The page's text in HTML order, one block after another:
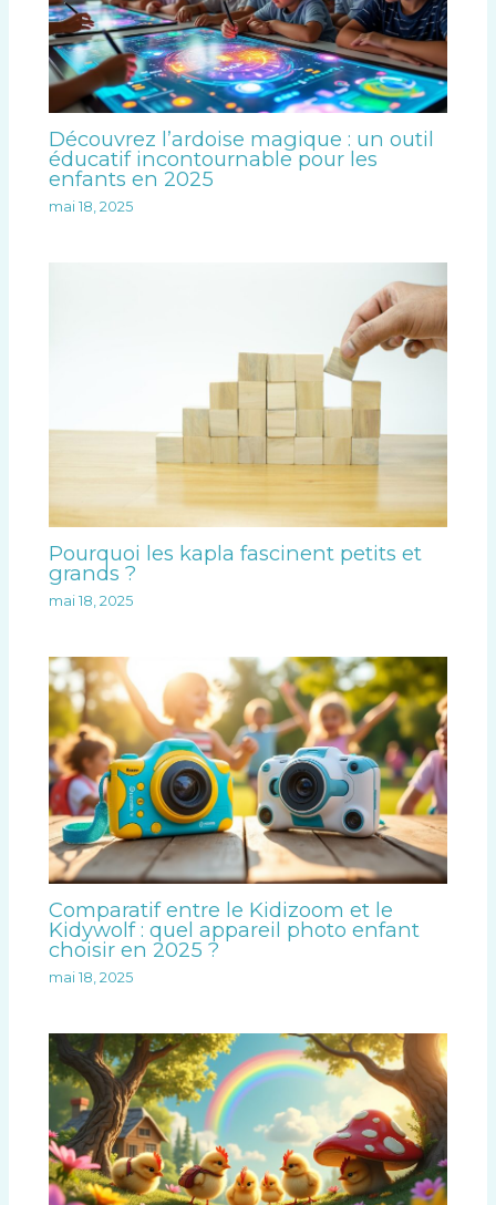
Découvrez l’ardoise magique : un outil
éducatif incontournable pour les
enfants en 2025
mai 18, 2025
Pourquoi les kapla fascinent petits et
grands ?
mai 18, 2025
Comparatif entre le Kidizoom et le
Kidywolf : quel appareil photo enfant
choisir en 2025 ?
mai 18, 2025